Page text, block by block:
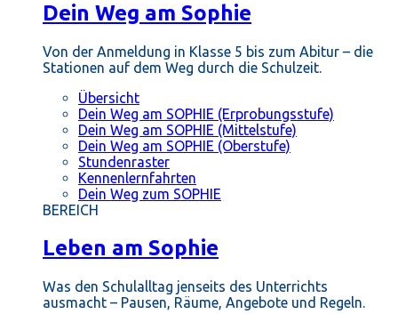
Dein Weg am Sophie
Von der Anmeldung in Klasse 5 bis zum Abitur – die
Stationen auf dem Weg durch die Schulzeit.
Übersicht
Dein Weg am SOPHIE (Erprobungsstufe)
Dein Weg am SOPHIE (Mittelstufe)
Dein Weg am SOPHIE (Oberstufe)
Stundenraster
Kennenlernfahrten
Dein Weg zum SOPHIE
BEREICH
Leben am Sophie
Was den Schulalltag jenseits des Unterrichts
ausmacht – Pausen, Räume, Angebote und Regeln.